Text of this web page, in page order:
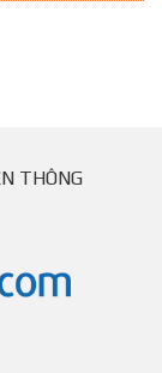
THÔNG